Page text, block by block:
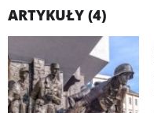
ARTYKUŁY (4)